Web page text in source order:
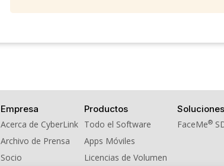
Empresa
Acerca de CyberLink
Archivo de Prensa
Socio
Productos
Todo el Software
Apps Móviles
Licencias de Volumen
FaceMe®